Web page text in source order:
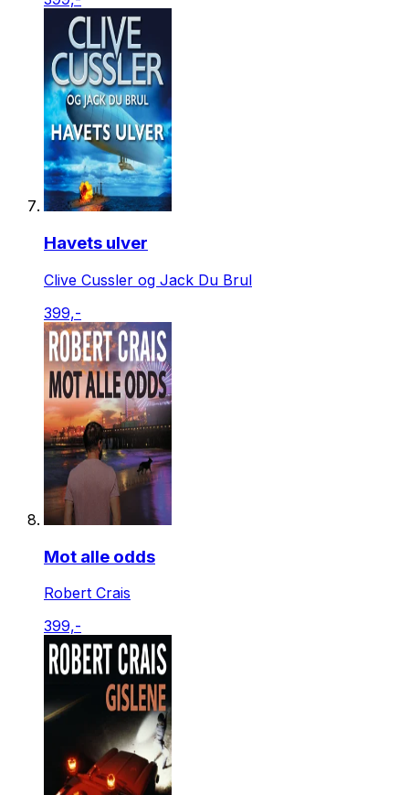
Havets ulver
Clive Cussler og Jack Du Brul
399,-
Mot alle odds
Robert Crais
399,-